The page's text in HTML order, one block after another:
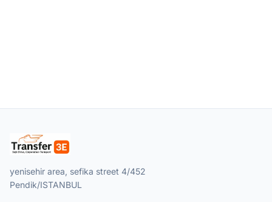
yenisehir area, sefika street 4/452
Pendik/ISTANBUL